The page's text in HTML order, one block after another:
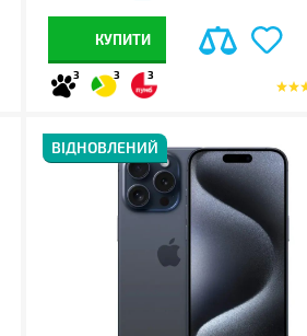
КУПИТИ
3 3 3
ВІДНОВЛЕНИЙ